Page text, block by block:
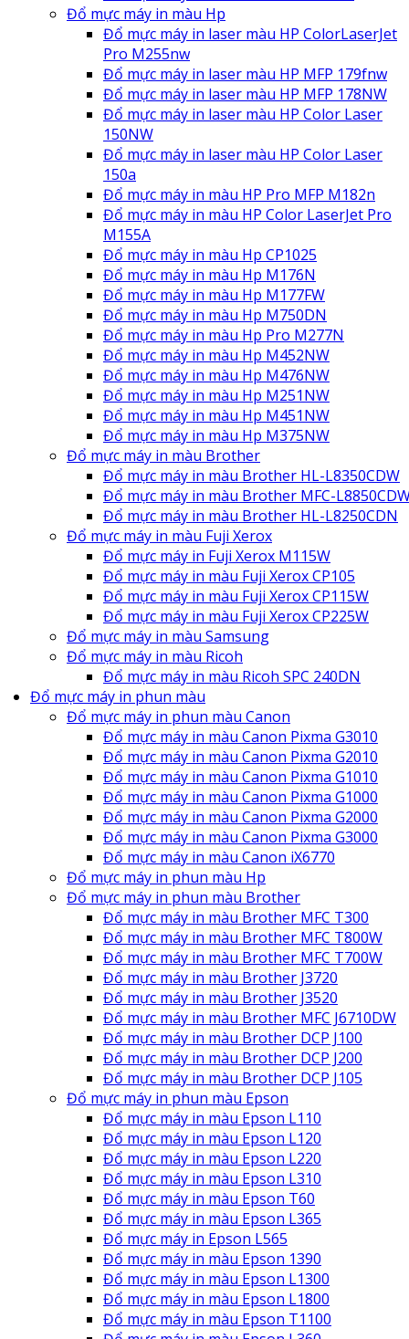
Đổ mực máy in màu Hp
Đổ mực máy in laser màu HP ColorLaserJet
Pro M255nw
Đổ mực máy in laser màu HP MFP 179fnw
Đổ mực máy in laser màu HP MFP 178NW
Đổ mực máy in laser màu HP Color Laser
150NW
Đổ mực máy in laser màu HP Color Laser
150a
Đổ mực máy in màu HP Pro MFP M182n
Đổ mực máy in màu HP Color LaserJet Pro
M155A
Đổ mực máy in màu Hp CP1025
Đổ mực máy in màu Hp M176N
Đổ mực máy in màu Hp M177FW
Đổ mực máy in màu Hp M750DN
Đổ mực máy in màu Hp Pro M277N
Đổ mực máy in màu Hp M452NW
Đổ mực máy in màu Hp M476NW
Đổ mực máy in màu Hp M251NW
Đổ mực máy in màu Hp M451NW
Đổ mực máy in màu Hp M375NW
Đổ mực máy in màu Brother
Đổ mực máy in màu Brother HL-L8350CDW
Đổ mực máy in màu Brother MFC-
Đổ mực máy in màu Brother HL-L8250CDN
Đổ mực máy in màu Fuji Xerox
Đổ mực máy in Fuji Xerox M115W
Đổ mực máy in màu Fuji Xerox CP105
Đổ mực máy in màu Fuji Xerox CP115W
Đổ mực máy in màu Fuji Xerox CP225W
Đổ mực máy in màu Samsung
Đổ mực máy in màu Ricoh
Đổ mực máy in màu Ricoh SPC 240DN
Đổ mực máy in phun màu
Đổ mực máy in phun màu Canon
Đổ mực máy in màu Canon Pixma G3010
Đổ mực máy in màu Canon Pixma G2010
Đổ mực máy in màu Canon Pixma G1010
Đổ mực máy in màu Canon Pixma G1000
Đổ mực máy in màu Canon Pixma G2000
Đổ mực máy in màu Canon Pixma G3000
Đổ mực máy in màu Canon iX6770
Đổ mực máy in phun màu Hp
Đổ mực máy in phun màu Brother
Đổ mực máy in màu Brother MFC T300
Đổ mực máy in màu Brother MFC T800W
Đổ mực máy in màu Brother MFC T700W
Đổ mực máy in màu Brother J3720
Đổ mực máy in màu Brother J3520
Đổ mực máy in màu Brother MFC J6710DW
Đổ mực máy in màu Brother DCP J100
Đổ mực máy in màu Brother DCP J200
Đổ mực máy in màu Brother DCP J105
Đổ mực máy in phun màu Epson
Đổ mực máy in màu Epson L110
Đổ mực máy in màu Epson L120
Đổ mực máy in màu Epson L220
Đổ mực máy in màu Epson L310
Đổ mực máy in màu Epson T60
Đổ mực máy in màu Epson L365
Đổ mực máy in Epson L565
Đổ mực máy in màu Epson 1390
Đổ mực máy in màu Epson L1300
Đổ mực máy in màu Epson L1800
Đổ mực máy in màu Epson T1100